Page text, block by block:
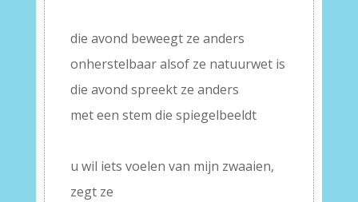
die avond beweegt ze anders
onherstelbaar alsof ze natuurwet is
die avond spreekt ze anders
met een stem die spiegelbeeldt
u wil iets voelen van mijn zwaaien,
zegt ze